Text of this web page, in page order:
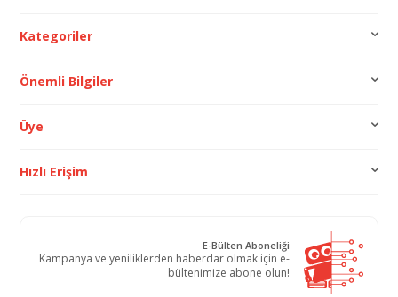
Kategoriler
Önemli Bilgiler
Üye
Hızlı Erişim
E-Bülten Aboneliği
Kampanya ve yeniliklerden haberdar olmak için e-
bültenimize abone olun!